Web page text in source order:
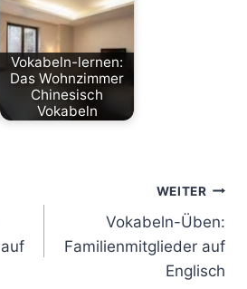
Vokabeln-lernen:
Das Wohnzimmer
Chinesisch
Vokabeln
WEITER
Vokabeln-Üben:
Familienmitglieder auf
Englisch